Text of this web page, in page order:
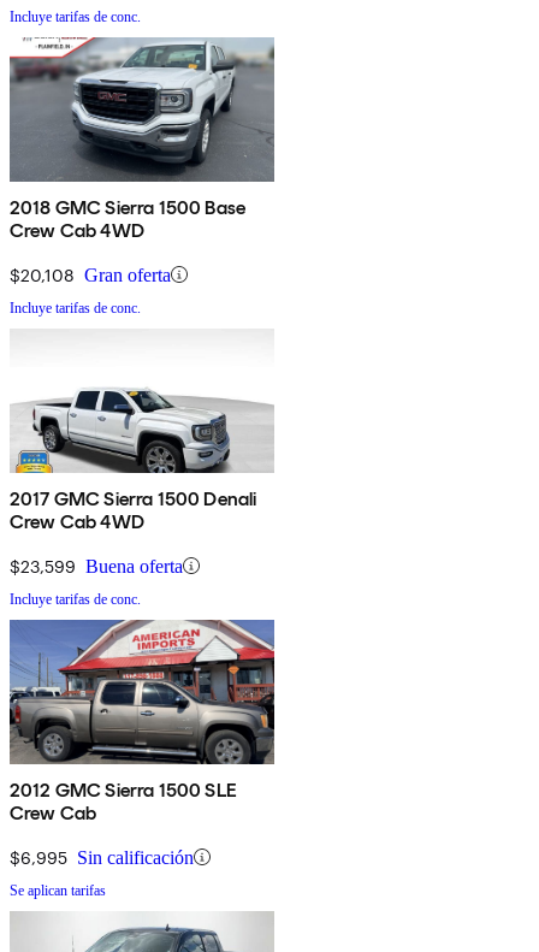
Incluye tarifas de conc.
2018 GMC Sierra 1500 Base
Crew Cab 4WD
$20,108 Gran oferta
Incluye tarifas de conc.
2017 GMC Sierra 1500 Denali
Crew Cab 4WD
$23,599 Buena oferta
Incluye tarifas de conc.
2012 GMC Sierra 1500 SLE
Crew Cab
$6,995 Sin calificación
Se aplican tarifas